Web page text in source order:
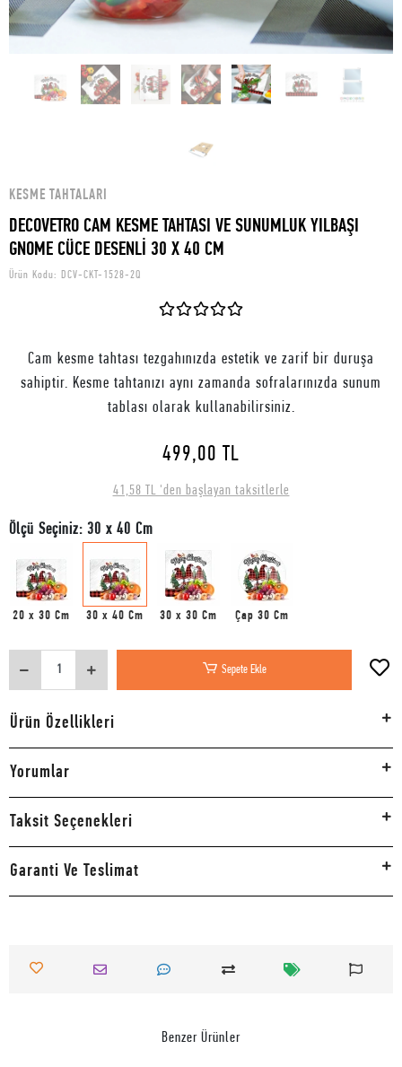
KESME TAHTALARI
DECOVETRO CAM KESME TAHTASI VE SUNUMLUK YILBAŞI
GNOME CÜCE DESENLİ 30 X 40 CM
Ürün Kodu: DCV-CKT-1528-2Q
Cam kesme tahtası tezgahınızda estetik ve zarif bir duruşa
sahiptir. Kesme tahtanızı aynı zamanda sofralarınızda sunum
tablası olarak kullanabilirsiniz.
499,00 TL
41,58 TL 'den başlayan taksitlerle
Ölçü Seçiniz: 30 x 40 Cm
20 x 30 Cm 30 x 40 Cm 30 x 30 Cm Çap 30 Cm
Sepete Ekle
Ürün Özellikleri
Yorumlar
Taksit Seçenekleri
Garanti Ve Teslimat
Benzer Ürünler